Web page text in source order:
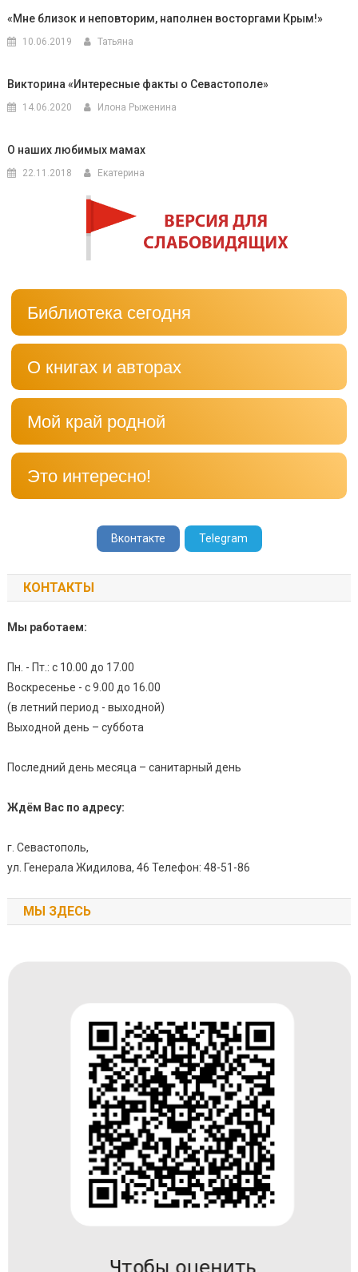
«Мне близок и неповторим, наполнен восторгами Крым!»
10.06.2019 Татьяна
Викторина «Интересные факты о Севастополе»
14.06.2020 Илона Рыженина
О наших любимых мамах
22.11.2018 Екатерина
Библиотека сегодня
О книгах и авторах
Мой край родной
Это интересно!
Вконтакте Telegram
КОНТАКТЫ
Мы работаем:
Пн. - Пт.: с 10.00 до 17.00
Воскресенье - с 9.00 до 16.00
(в летний период - выходной)
Выходной день – суббота
Последний день месяца – санитарный день
Ждём Вас по адресу:
г. Севастополь,
ул. Генерала Жидилова, 46 Телефон: 48-51-86
МЫ ЗДЕСЬ